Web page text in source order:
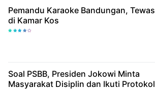
Pemandu Karaoke Bandungan, Tewas
di Kamar Kos
Soal PSBB, Presiden Jokowi Minta
Masyarakat Disiplin dan Ikuti Protokol